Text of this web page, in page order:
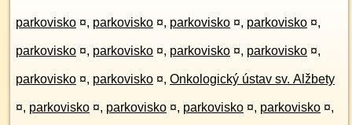
parkovisko ¤, parkovisko ¤, parkovisko ¤, parkovisko ¤,
parkovisko ¤, parkovisko ¤, parkovisko ¤, parkovisko ¤,
parkovisko ¤, parkovisko ¤, Onkologický ústav sv. Alžbety
¤, parkovisko ¤, parkovisko ¤, parkovisko ¤, parkovisko ¤,